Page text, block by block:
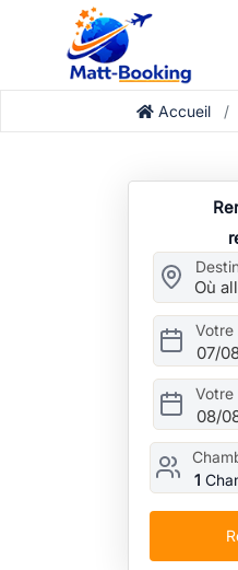
Accueil
Votre
07/
Votre
08/
1